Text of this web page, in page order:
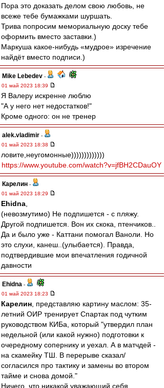
Пора это доказать делом свою любовь, не
всеже тебе бумажками шуршать.
Трива попросим мемориальную доску тебе
оформить вместо заставки.)
Маркуша какое-нибудь «мудрое» изречение
найдёт вместо подписи.)
Mike Lebedev -
01 май 2023 18:39
Я Валеру искренне люблю
"А у него нет недостатков!"
Кроме одного: он не тренер
alek.vladimir -
01 май 2023 18:38
ловите,неугомонные)))))))))))))
https://www.youtube.com/watch?v=jfBH2CDauOY
Карелин -
01 май 2023 18:29
Ehidna
(невозмутимо) Не подпишется - с пляжу.
Другой подпишется. Вон их скока, птенчиков..
Да и было уже - Каттани помогал Ваноли. Но
это слухи, канеш..(улыбается). Правда,
подтвердившие мои впечатления годичной
давности
Ehidna -
01 май 2023 18:23
Карелин , представляю картину маслом: 35-
летний ОИР тренирует Спартак под чутким
руководством КИБа, который "утвердил план
недельной (или какой нужно) подготовки к
очередному сопернику и уехал. А в матчдей -
на скамейку ТШ. В перерыве сказал/
согласился про тактику и замены во втором
тайме и снова домой."
Ничего, что никакой уважающий себя